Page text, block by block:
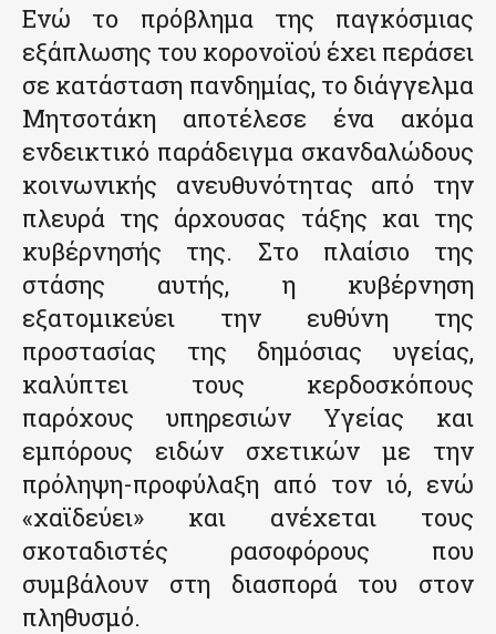
Ενώ το πρόβλημα της παγκόσμιας
εξάπλωσης του κορονοϊού έχει περάσει
σε κατάσταση πανδημίας, το διάγγελμα
Μητσοτάκη αποτέλεσε ένα ακόμα
ενδεικτικό παράδειγμα σκανδαλώδους
κοινωνικής ανευθυνότητας από την
πλευρά της άρχουσας τάξης και της
κυβέρνησής της. Στο πλαίσιο της
στάσης αυτής, η κυβέρνηση
εξατομικεύει την ευθύνη της
προστασίας της δημόσιας υγείας,
καλύπτει τους κερδοσκόπους
παρόχους υπηρεσιών Υγείας και
εμπόρους ειδών σχετικών με την
πρόληψη-προφύλαξη από τον ιό, ενώ
«χαϊδεύει» και ανέχεται τους
σκοταδιστές ρασοφόρους που
συμβάλουν στη διασπορά του στον
πληθυσμό.